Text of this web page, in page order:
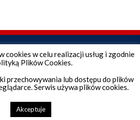
cookies w celu realizacji usług i zgodnie
Plików Cookies.
przechowywania lub dostępu do plików
Serwis używa plików cookies.
Akceptuje